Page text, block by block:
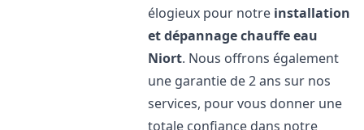
élogieux pour notre installation
et dépannage chauffe eau
Niort. Nous offrons également
une garantie de 2 ans sur nos
services, pour vous donner une
totale confiance dans notre